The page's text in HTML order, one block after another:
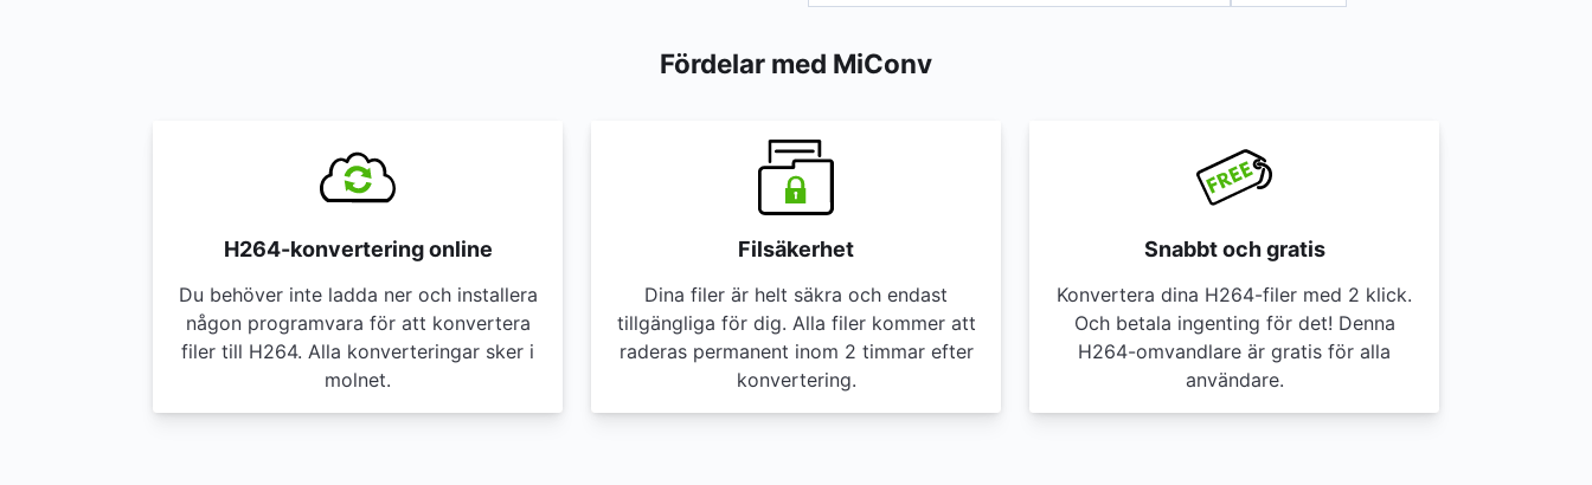
Fördelar med MiConv
H264-konvertering online
Du behöver inte ladda ner och installera
någon programvara för att konvertera
filer till H264. Alla konverteringar sker i
molnet.
Filsäkerhet
Dina filer är helt säkra och endast
tillgängliga för dig. Alla filer kommer att
raderas permanent inom 2 timmar efter
konvertering.
Snabbt och gratis
Konvertera dina H264-filer med 2 klick.
Och betala ingenting för det! Denna
H264-omvandlare är gratis för alla
användare.